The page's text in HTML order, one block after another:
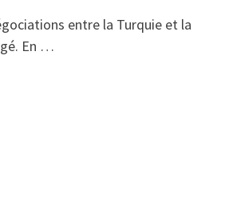
entre la Turquie et la
En …